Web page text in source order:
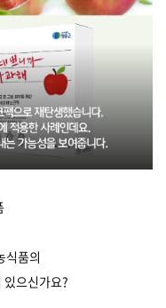
식품의
있으신가요?